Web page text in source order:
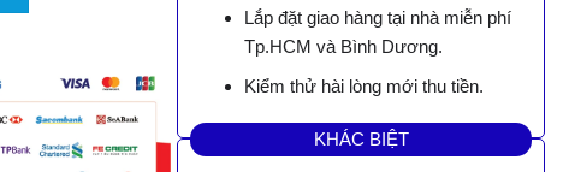
Lắp đặt giao hàng tại nhà miễn phí
Tp.HCM và Bình Dương.
Kiểm thử hài lòng mới thu tiền.
KHÁC BIỆT